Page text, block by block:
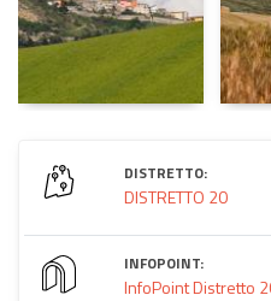
DISTRETTO:
DISTRETTO 20
INFOPOINT:
InfoPoint Distretto